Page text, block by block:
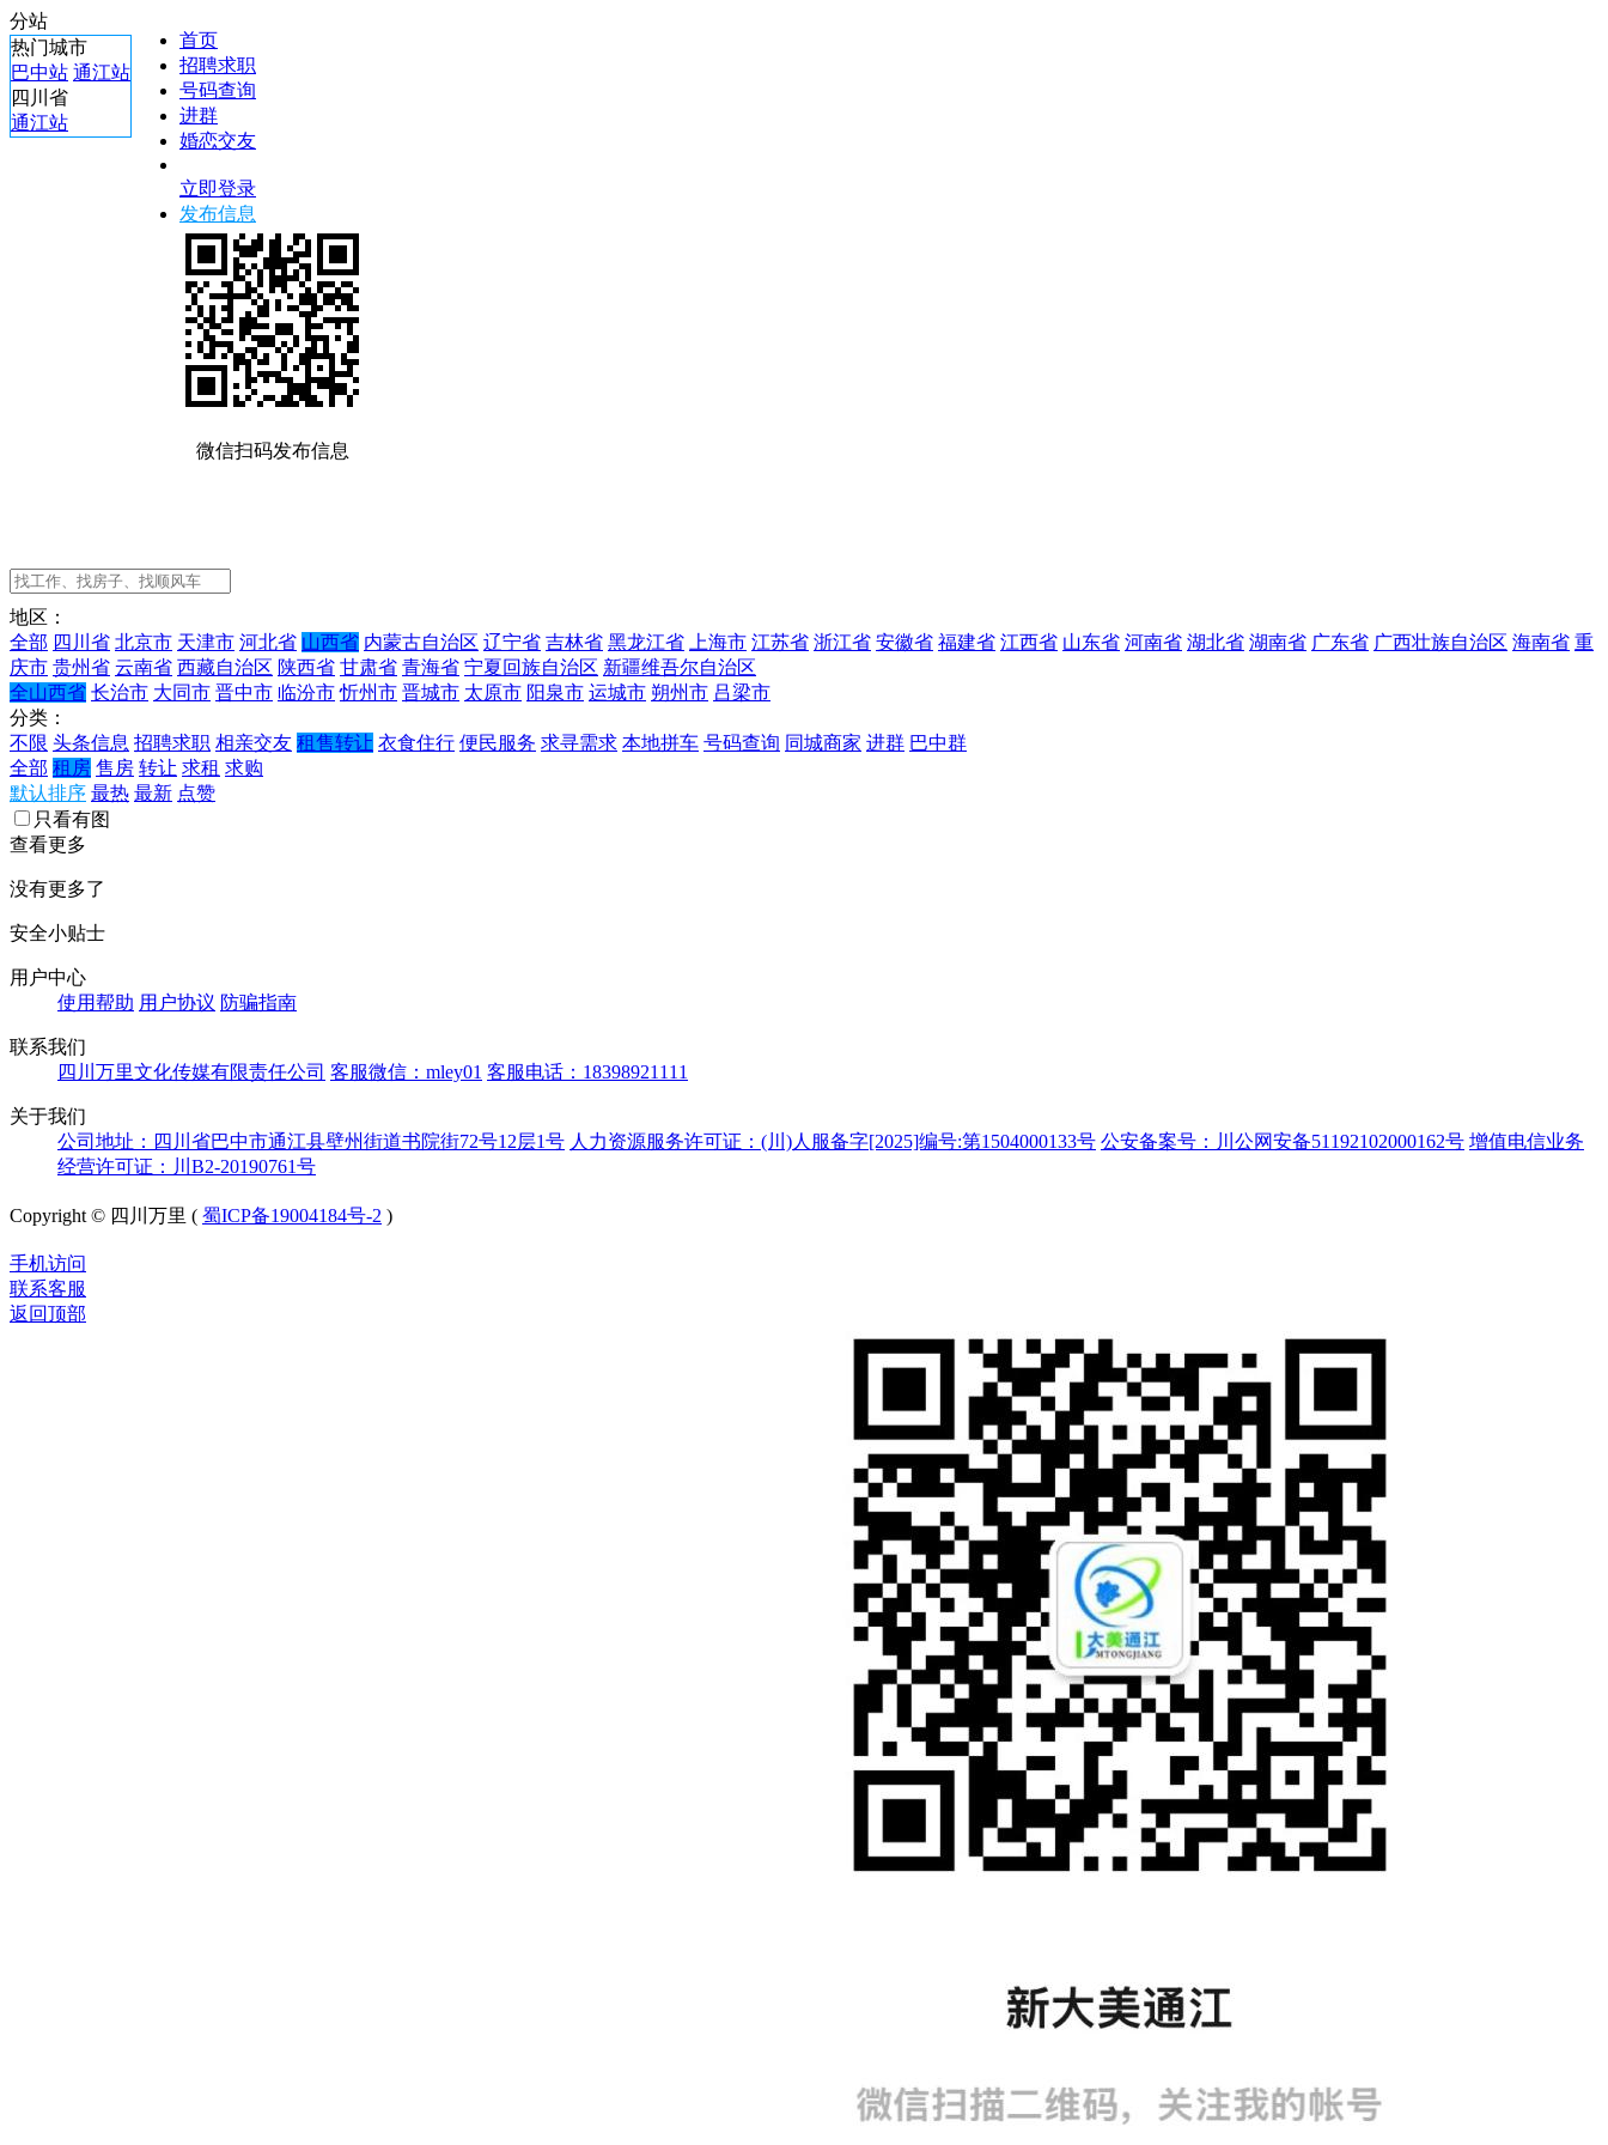
分站
热门城市
巴中站 通江站
四川省
通江站
首页
招聘求职
号码查询
进群
婚恋交友
立即登录
发布信息
微信扫码发布信息
地区：
全部 四川省 北京市 天津市 河北省 山西省 内蒙古自治区 辽宁省 吉林省 黑龙江省 上海市 江苏省 浙江省 安徽省 福建省 江西省 山东省 河南省 湖北省 湖南省 广东省 广西壮族自治区 海南省 重
庆市 贵州省 云南省 西藏自治区 陕西省 甘肃省 青海省 宁夏回族自治区 新疆维吾尔自治区
全山西省 长治市 大同市 晋中市 临汾市 忻州市 晋城市 太原市 阳泉市 运城市 朔州市 吕梁市
分类：
不限 头条信息 招聘求职 相亲交友 租售转让 衣食住行 便民服务 求寻需求 本地拼车 号码查询 同城商家 进群 巴中群
全部 租房 售房 转让 求租 求购
默认排序 最热 最新 点赞
只看有图
查看更多
没有更多了
安全小贴士
用户中心
使用帮助 用户协议 防骗指南
联系我们
四川万里文化传媒有限责任公司 客服微信：mley01 客服电话：18398921111
关于我们
公司地址：四川省巴中市通江县壁州街道书院街72号12层1号 人力资源服务许可证：(川)人服备字[2025]编号:第1504000133号 公安备案号：川公网安备51192102000162号 增值电信业务
经营许可证：川B2-20190761号
Copyright © 四川万里 ( 蜀ICP备19004184号-2 )
手机访问
联系客服
返回顶部